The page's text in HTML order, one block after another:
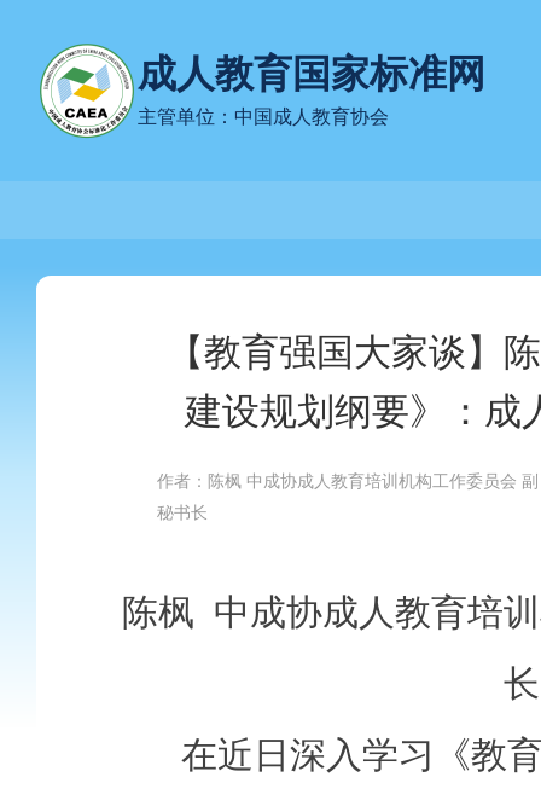
成人教育国家标准网
主管单位：中国成人教育协会
【教育强国大家谈】
建设规划纲要》：成
作者：陈枫 中成协成人教育培训机构工作委员会 副
秘书长
陈枫 中成协成人教育培
长
在近日深入学习《教育